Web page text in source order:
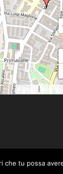
©
Web
che tu possa